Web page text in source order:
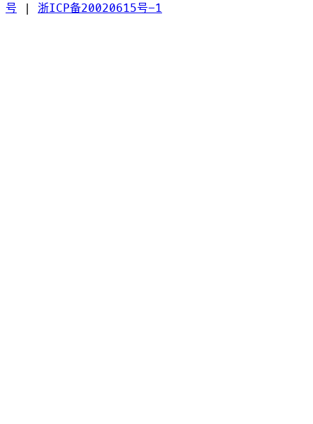
号 | 浙ICP备20020615号-1